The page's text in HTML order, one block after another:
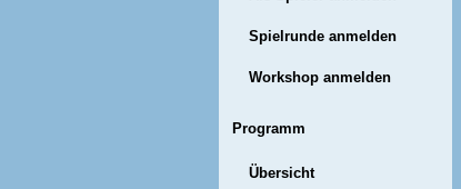
Spielrunde anmelden
Workshop anmelden
Programm
Übersicht